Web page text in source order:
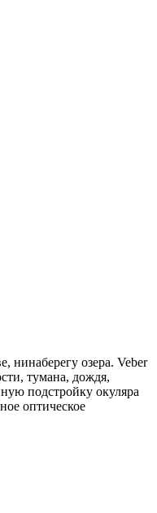
нинаберегу озера. Veber
тумана, дождя,
подстройку окуляра
оптическое